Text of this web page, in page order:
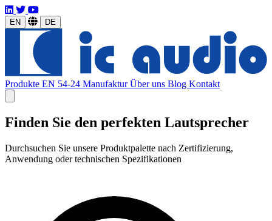
EN DE
Produkte EN 54-24 ManufakturÜber uns Blog Kontakt
Finden Sie den perfekten Lautsprecher
Durchsuchen Sie unsere Produktpalette nach Zertifizierung,
Anwendung oder technischen Spezifikationen